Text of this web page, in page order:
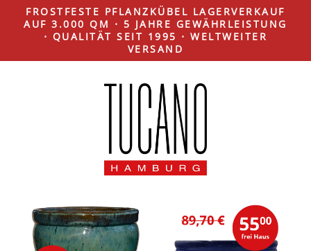
FROSTFESTE PFLANZKÜBEL LAGERVERKAUF
AUF 3.000 QM ⋅ 5 JAHRE GEWÄHRLEISTUNG
⋅ QUALITÄT SEIT 1995 ⋅ WELTWEITER
VERSAND